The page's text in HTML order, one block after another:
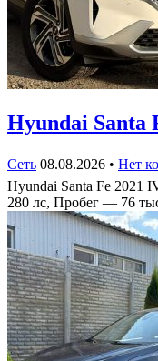
Hyundai Santa
Сеть 08.08.2026 • Нет
Hyundai Santa Fe 2021
280 лс, Пробег — 76